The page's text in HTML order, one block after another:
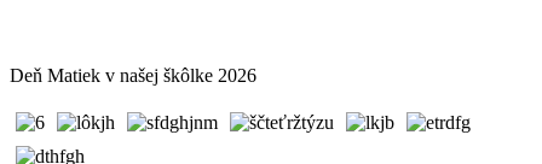
Deň Matiek v našej škôlke 2026